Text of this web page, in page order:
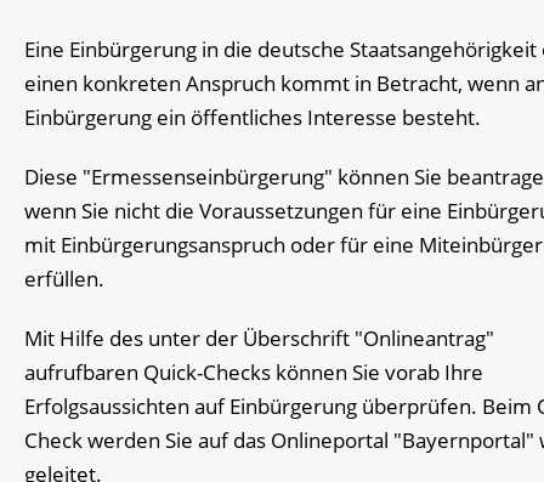
Eine Einbürgerung in die deutsche Staatsangehörigkeit
einen konkreten Anspruch kommt in Betracht, wenn
Einbürgerung ein öffentliches Interesse besteht.
Diese "Ermessenseinbürgerung" können Sie
wenn Sie nicht die Voraussetzungen für eine
mit Einbürgerungsanspruch oder für eine
erfüllen.
Mit Hilfe des unter der Überschrift "Onlineantrag"
aufrufbaren Quick-Checks können Sie vorab Ihre
Erfolgsaussichten auf Einbürgerung überprüfen. Beim
Check werden Sie auf das Onlineportal "Bayernportal"
geleitet.